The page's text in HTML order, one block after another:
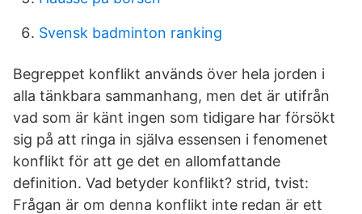
Svensk badminton ranking
Begreppet konflikt används över hela jorden i
alla tänkbara sammanhang, men det är utifrån
vad som är känt ingen som tidigare har försökt
sig på att ringa in själva essensen i fenomenet
konflikt för att ge det en allomfattande
definition. Vad betyder konflikt? strid, tvist:
Frågan är om denna konflikt inte redan är ett